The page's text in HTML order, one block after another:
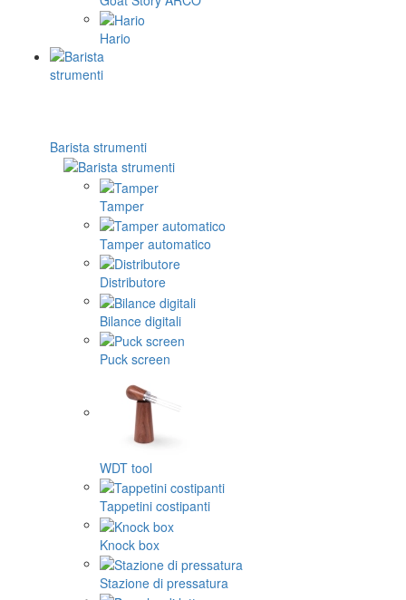
Hario
Barista strumenti
Tamper
Tamper automatico
Distributore
Bilance digitali
Puck screen
WDT tool
Tappetini costipanti
Knock box
Stazione di pressatura